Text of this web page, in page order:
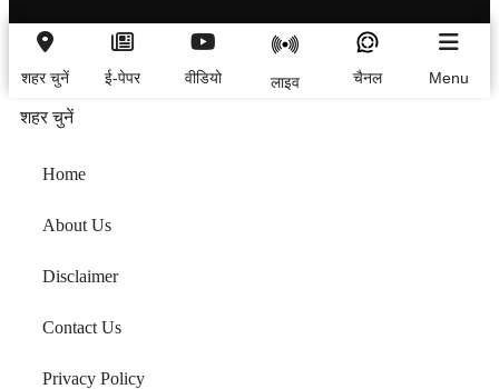
शहर चुनें ई-पेपर वीडियो लाइव चैनल Menu
शहर चुनें
Home
About Us
Disclaimer
Contact Us
Privacy Policy